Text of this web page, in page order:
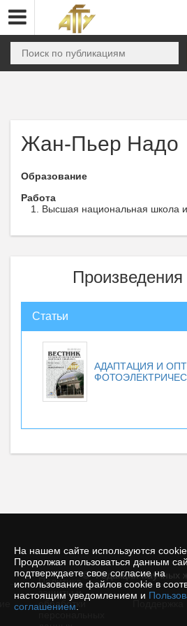
На нашем сайте используются
Продолжая пользоваться данным
подтверждаете свое согласие на
использование файлов cookie в
настоящим уведомлением и
соглашением
Жан-Пьер Надо
Образование
Работа
Высшая национальная школа
Произведения
Статьи
АДАПТАЦИЯ И
© "Редакция научных
Политика
защиты и
обработки